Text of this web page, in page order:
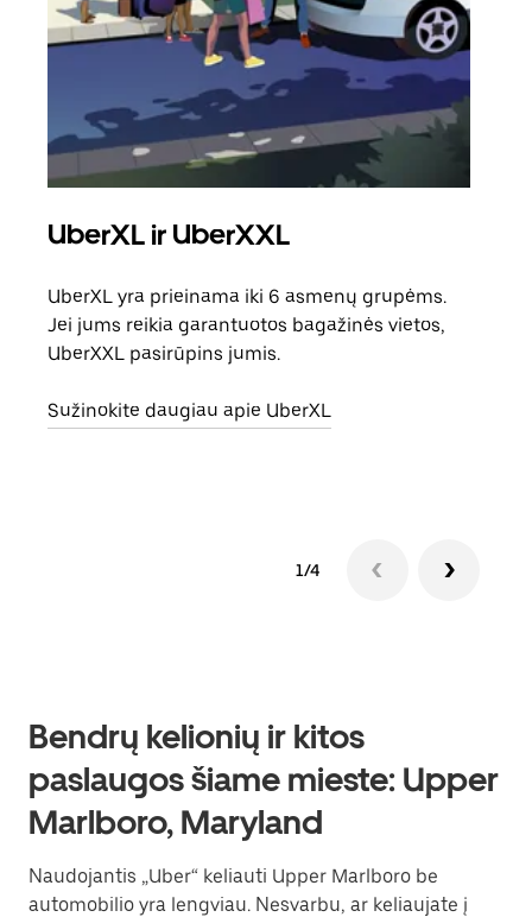
UberXL ir UberXXL
UberXL yra prieinama iki 6 asmenų grupėms.
Jei jums reikia garantuotos bagažinės vietos,
UberXXL pasirūpins jumis.
Sužinokite daugiau apie UberXL
1/4
Bendrų kelionių ir kitos
paslaugos šiame mieste: Upper
Marlboro, Maryland
Naudojantis „Uber“ keliauti Upper Marlboro be
automobilio yra lengviau. Nesvarbu, ar keliaujate į